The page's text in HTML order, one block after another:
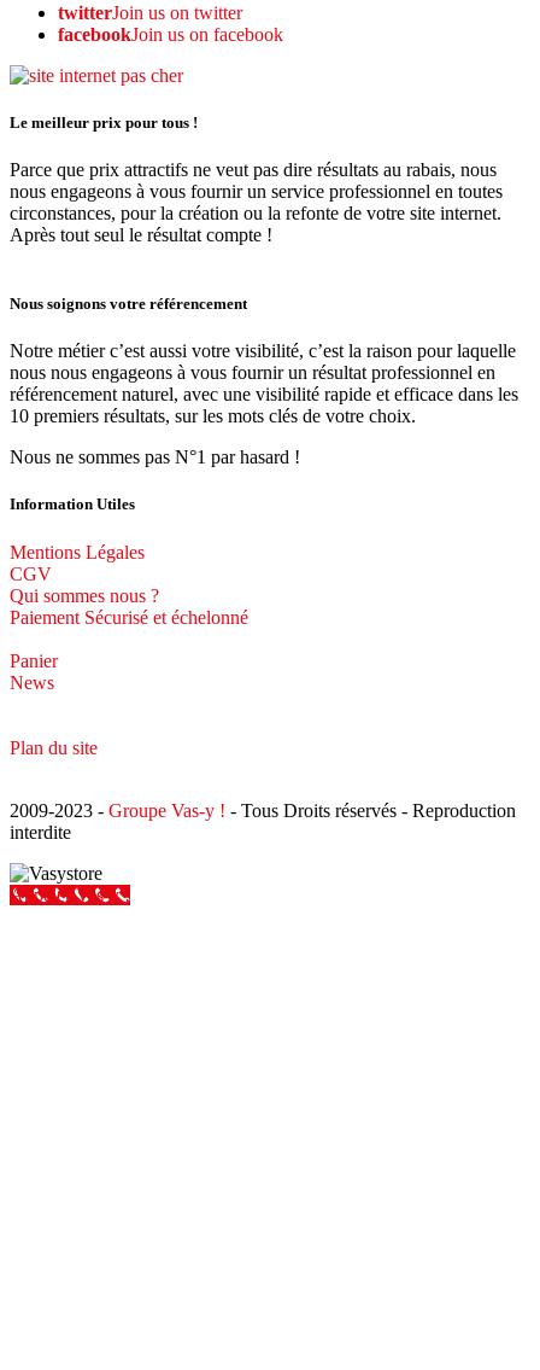
twitterJoin us on twitter
facebookJoin us on facebook
Le meilleur prix pour tous !
Parce que prix attractifs ne veut pas dire résultats au rabais, nous
nous engageons à vous fournir un service professionnel en toutes
circonstances, pour la création ou la refonte de votre site internet.
Après tout seul le résultat compte !
Nous soignons votre référencement
Notre métier c’est aussi votre visibilité, c’est la raison pour laquelle
nous nous engageons à vous fournir un résultat professionnel en
référencement naturel, avec une visibilité rapide et efficace dans les
10 premiers résultats, sur les mots clés de votre choix.
Nous ne sommes pas N°1 par hasard !
Information Utiles
Mentions Légales
CGV
Qui sommes nous ?
Paiement Sécurisé et échelonné
Panier
News
Plan du site
2009-2023 - Groupe Vas-y ! - Tous Droits réservés - Reproduction
interdite
Appeler Vas-y !